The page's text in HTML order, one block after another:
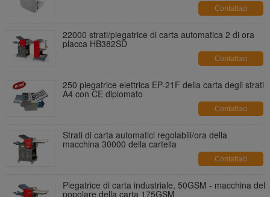
Contattaci
22000 strati/piegatrice di carta automatica 2 di ora
placca HB382SD
Contattaci
250 piegatrice elettrica EP-21F della carta degli strati
A4 con CE diplomato
Contattaci
Strati di carta automatici regolabili/ora della
macchina 30000 della cartella
Contattaci
Piegatrice di carta industriale, 50GSM - macchina del
popolare della carta 175GSM